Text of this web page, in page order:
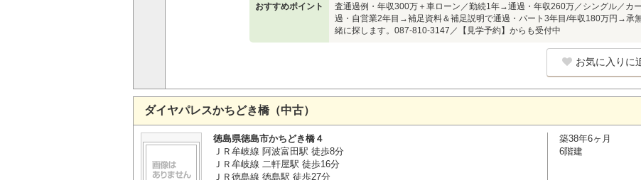
おすすめポイント
査通過例・年収300万＋車ローン／勤続1年→通過・年収260万／シングル／
過・自営業2年目→補足資料＆補足説明で通過・パート3年目/年収180万円→承
緒に探します。087-810-3147／【見学予約】からも受付中
お気に入りに
ダイヤパレスかちどき橋（中古）
徳島県徳島市かちどき橋４
ＪＲ牟岐線 阿波富田駅 徒歩8分
ＪＲ牟岐線 二軒屋駅 徒歩16分
ＪＲ徳島線 徳島駅 徒歩27分
築38年6ヶ月
6階建